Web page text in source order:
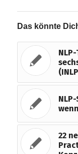
Das könnte
22